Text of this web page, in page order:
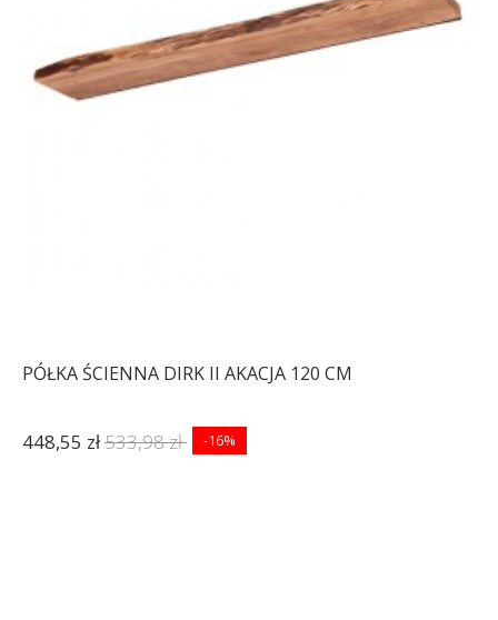
PÓŁKA ŚCIENNA DIRK II AKACJA 120 CM
448,55 zł533,98 zł -16%